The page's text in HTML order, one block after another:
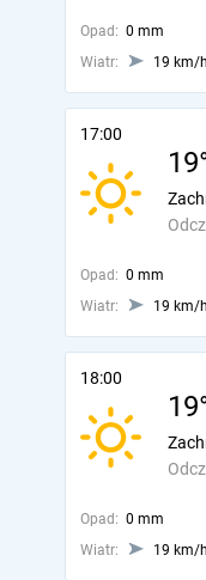
Opad: 0 mm
Wiatr:
19 km/h
17:00
Opad: 0 mm
Wiatr:
19 km/h
18:00
Opad: 0 mm
Wiatr:
19 km/h